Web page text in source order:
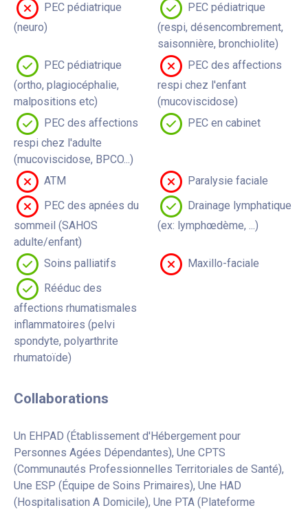
PEC pédiatrique
(neuro)
PEC pédiatrique
(respi, désencombrement,
saisonnière, bronchiolite)
PEC pédiatrique
(ortho, plagiocéphalie,
malpositions etc)
PEC des affections
respi chez l'enfant
(mucoviscidose)
PEC des affections
respi chez l'adulte
(mucoviscidose, BPCO...)
PEC en cabinet
ATM
Paralysie faciale
PEC des apnées du
sommeil (SAHOS
adulte/enfant)
Drainage lymphatique
(ex: lymphœdème, ...)
Soins palliatifs
Maxillo-faciale
Rééduc des
affections rhumatismales
inflammatoires (pelvi
spondyte, polyarthrite
rhumatoïde)
Collaborations
Un EHPAD (Établissement d'Hébergement pour
Personnes Agées Dépendantes), Une CPTS
(Communautés Professionnelles Territoriales de Santé),
Une ESP (Équipe de Soins Primaires), Une HAD
(Hospitalisation A Domicile), Une PTA (Plateforme